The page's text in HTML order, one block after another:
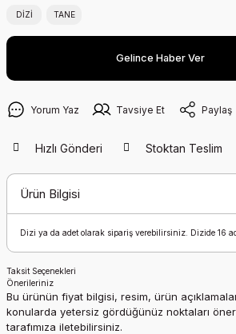
DİZİ TANE
Gelince Haber Ver
Yorum Yaz Tavsiye Et Paylaş
Hızlı Gönderi Stoktan Teslim
Ürün Bilgisi
Dizi ya da adet olarak sipariş verebilirsiniz. Dizide 16
Taksit Seçenekleri
Önerileriniz
Bu ürünün fiyat bilgisi, resim, ürün
konularda yetersiz gördüğünüz noktaları
tarafımıza iletebilirsiniz.